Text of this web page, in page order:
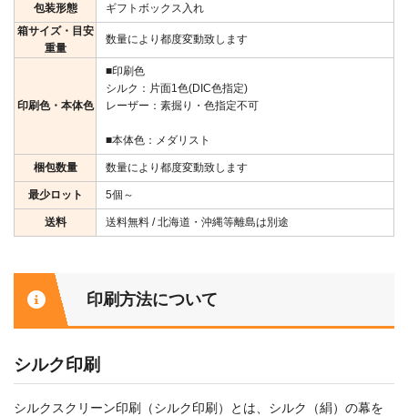
包装形態
ギフトボックス入れ
箱サイズ・目安
重量
数量により都度変動致します
印刷色・本体色
■印刷色
シルク：片面1色(DIC色指定)
レーザー：素掘り・色指定不可
■本体色：メダリスト
梱包数量 数量により都度変動致します
最少ロット 5個～
送料 送料無料 / 北海道・沖縄等離島は別途
印刷方法について
シルク印刷
シルクスクリーン印刷（シルク印刷）とは、シルク（絹）の幕を